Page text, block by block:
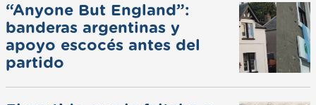
“Anyone But England”:
banderas argentinas y
apoyo escocés antes del
partido